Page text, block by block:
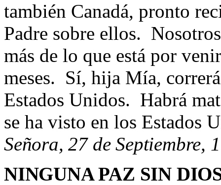
también Canadá, pronto
Padre sobre ellos.
más de lo que está por
meses. Sí, hija Mía,
Estados Unidos. Habrá
se ha visto en los Estados
Señora, 27 de Septiembre,
NINGUNA PAZ SIN